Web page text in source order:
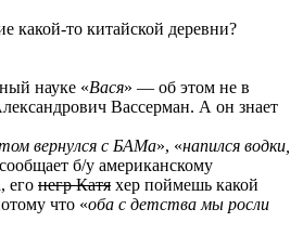
какой-то китайской деревни?
науке «Вася» — об этом не в
Вассерман. А он знает
вернулся с БАМа», «напился водки,
б/у американскому
его негр Катя хер поймешь какой
что «оба с детства мы росли